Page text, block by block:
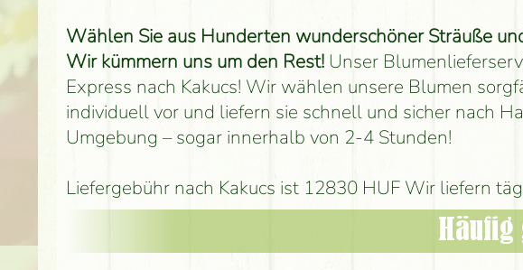
Wählen Sie aus Hunderten wunderschöner Sträuße
Wir kümmern uns um den Rest! Unser
Express nach Kakucs! Wir wählen unsere Blumen
individuell vor und liefern sie schnell und sicher nach
Umgebung – sogar innerhalb von 2-4 Stunden!
Liefergebühr nach Kakucs ist 12830 HUF Wir liefern
Häufig